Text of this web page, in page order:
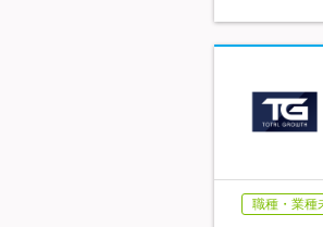
職種・業種